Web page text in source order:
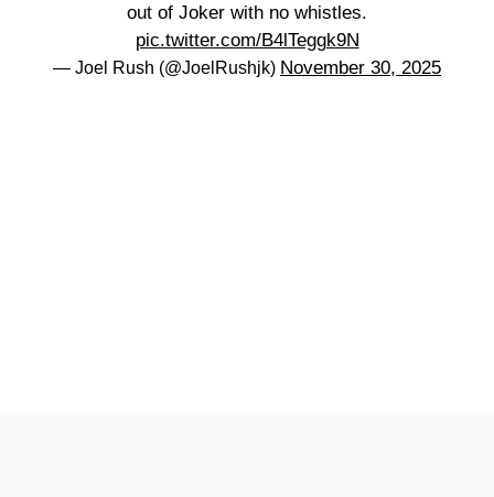
out of Joker with no whistles.
pic.twitter.com/B4lTeggk9N
— Joel Rush (@JoelRushjk) November 30, 2025